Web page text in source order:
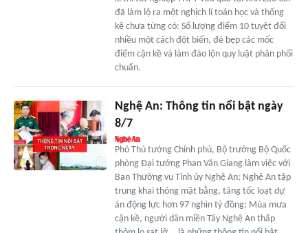
đã làm lộ ra một nghịch lí toán học và thống
kê chưa từng có: Số lượng điểm 10 tuyệt đối
nhiều một cách đột biến, đè bẹp các mốc
điểm cận kề và làm đảo lộn quy luật phân phối
chuẩn.
Nghệ An: Thông tin nổi bật ngày
8/7
Phó Thủ tướng Chính phủ, Bộ trưởng Bộ Quốc
phòng Đại tướng Phan Văn Giang làm việc với
Ban Thường vụ Tỉnh ủy Nghệ An; Nghệ An tập
trung khai thông mặt bằng, tăng tốc loạt dự
án động lực hơn 97 nghìn tỷ đồng; Mùa mưa
cận kề, người dân miền Tây Nghệ An thấp